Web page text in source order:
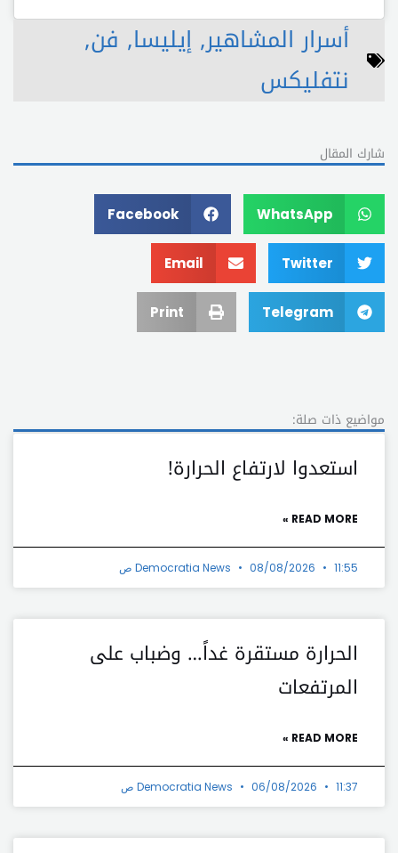
أسرار المشاهير, إيليسا, فن,
نتفليكس
شارك المقال
WhatsApp
Facebook
Twitter
Email
Telegram
Print
مواضيع ذات صلة:
استعدوا لارتفاع الحرارة!
READ MORE »
Democratia News 08/08/2026 11:55 ص
الحرارة مستقرة غداً… وضباب على
المرتفعات
READ MORE »
Democratia News 06/08/2026 11:37 ص